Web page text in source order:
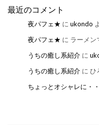
最近のコメント
夜パフェ★ に ukondo
夜パフェ★ に ラーメン
うちの癒し系紹介 に
うちの癒し系紹介 に ひ
ちょっとオシャレに・